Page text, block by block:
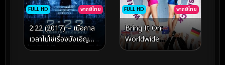
FULL HD พากย์ไทย
2:22 (2017) – เมื่อกาล
เวลาไม่ใช่เรื่องบังเอิญ
และรหัสลับแห่งโชคชะตาที่
FULL HD พากย์ไทย
Bring It On:
Worldwide
#Cheersmack – เมื่อ